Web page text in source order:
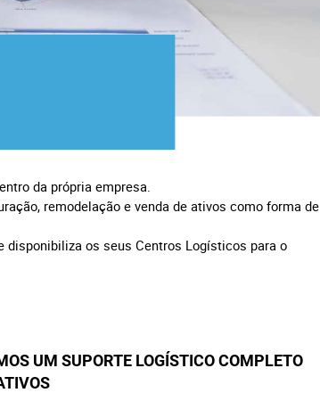
da própria empresa.
remodelação e venda de ativos como forma de
disponibiliza os seus Centros Logísticos para o
UM SUPORTE LOGÍSTICOCOMPLETO